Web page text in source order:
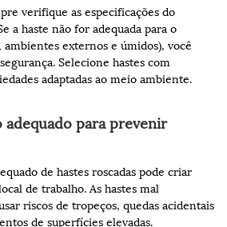
verifique as especificações do
a haste não for adequada para o
externos e úmidos), você
Selecione hastes com
adaptadas ao meio ambiente.
adequado para prevenir
de hastes roscadas pode criar
de trabalho. As hastes mal
riscos de tropeços, quedas acidentais
de superfícies elevadas.